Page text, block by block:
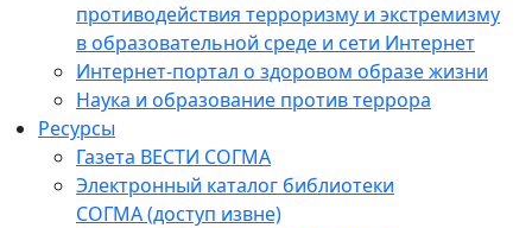
противодействия терроризму и экстремизму
в образовательной среде и сети Интернет
Интернет-портал о здоровом образе жизни
Наука и образование против террора
Ресурсы
Газета ВЕСТИ СОГМА
Электронный каталог библиотеки
СОГМА (доступ извне)